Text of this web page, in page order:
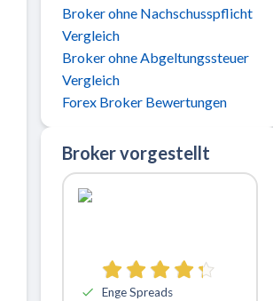
Broker ohne Nachschusspflicht
Vergleich
Broker ohne Abgeltungssteuer
Vergleich
Forex Broker Bewertungen
Broker vorgestellt
Enge Spreads